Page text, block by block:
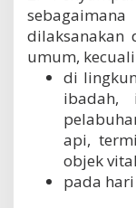
dilaksanakan
umum,
di
ibadah,
api,
objek
pada